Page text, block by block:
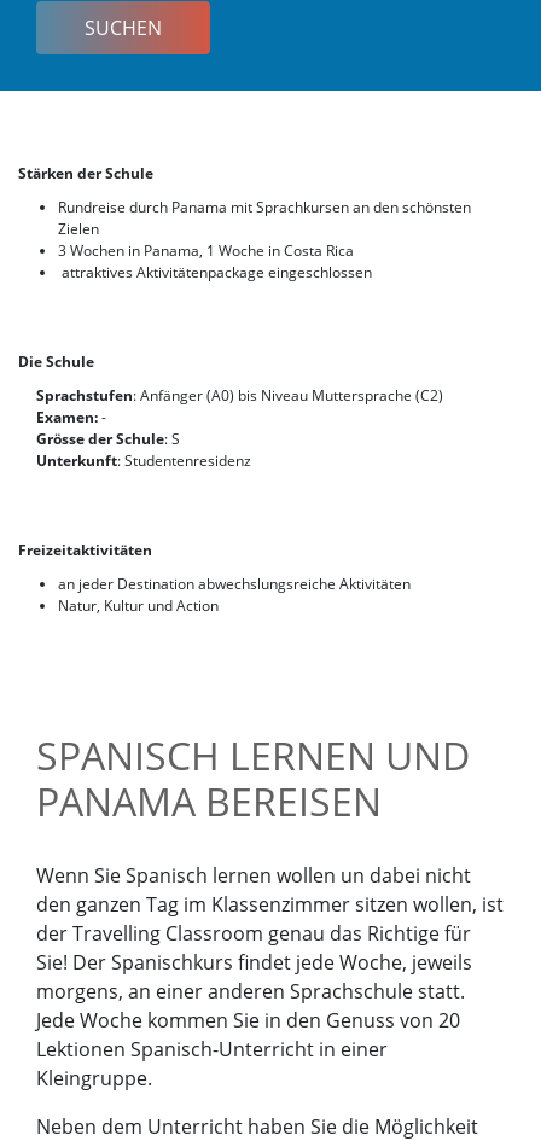
Stärken der Schule
Rundreise durch Panama mit Sprachkursen an den schönsten
Zielen
3 Wochen in Panama, 1 Woche in Costa Rica
attraktives Aktivitätenpackage eingeschlossen
Die Schule
Sprachstufen: Anfänger (A0) bis Niveau Muttersprache (C2)
Examen:-
Grösse der Schule: S
Unterkunft: Studentenresidenz
Freizeitaktivitäten
an jeder Destination abwechslungsreiche Aktivitäten
Natur, Kultur und Action
SPANISCH LERNEN UND
PANAMA BEREISEN
Wenn Sie Spanisch lernen wollen un dabei nicht
den ganzen Tag im Klassenzimmer sitzen wollen, ist
der Travelling Classroom genau das Richtige für
Sie! Der Spanischkurs findet jede Woche, jeweils
morgens, an einer anderen Sprachschule statt.
Jede Woche kommen Sie in den Genuss von 20
Lektionen Spanisch-Unterricht in einer
Kleingruppe.
Neben dem Unterricht haben Sie die Möglichkeit